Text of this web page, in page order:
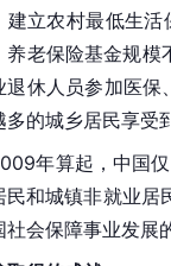
建立农村最低生
养老保险基金规模
退休人员参加医保
多的城乡居民享受
年算起，中国
民和城镇非就业居
社会保障事业发展